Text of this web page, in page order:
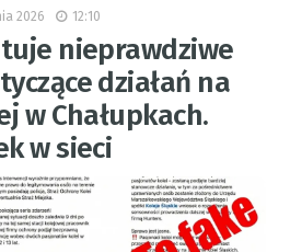
2026 12:10
nieprawdziwe
działań na
w Chałupkach.
w sieci